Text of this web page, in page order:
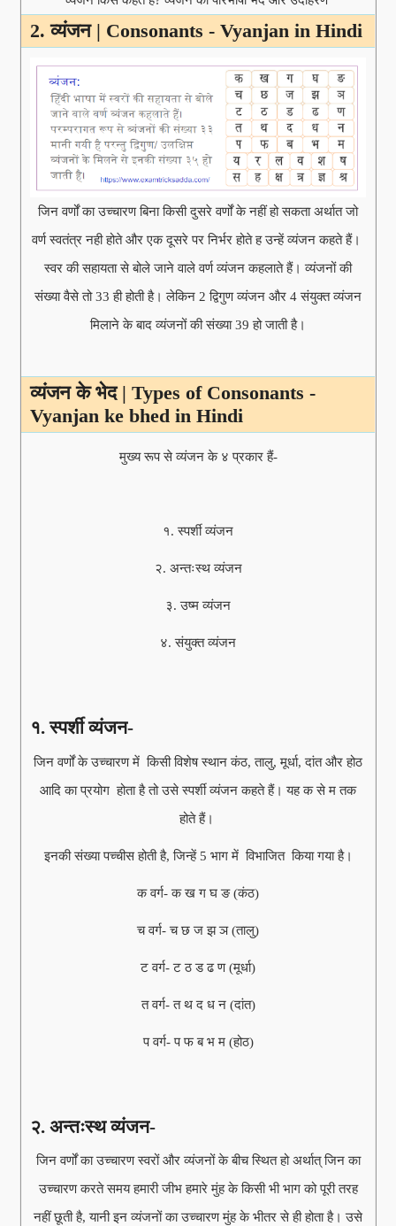
2. व्यंजन | Consonants - Vyanjan in Hindi
जिन वर्णों का उच्चारण बिना किसी दुसरे वर्णों के नहीं हो सकता अर्थात जो
वर्ण स्वतंत्र नही होते और एक दूसरे पर निर्भर होते ह उन्हें व्यंजन कहते हैं।
स्वर की सहायता से बोले जाने वाले वर्ण व्यंजन कहलाते हैं। व्यंजनों की
संख्या वैसे तो 33 ही होती है। लेकिन 2 द्विगुण व्यंजन और 4 संयुक्त व्यंजन
मिलाने के बाद व्यंजनों की संख्या 39 हो जाती है।
व्यंजन के भेद | Types of Consonants -
Vyanjan ke bhed in Hindi
मुख्य रूप से व्यंजन के ४ प्रकार हैं-
१. स्पर्शी व्यंजन
२. अन्तःस्थ व्यंजन
३. उष्म व्यंजन
४. संयुक्त व्यंजन
१. स्पर्शी व्यंजन-
जिन वर्णों के उच्चारण में किसी विशेष स्थान कंठ, तालु, मूर्धा, दांत और होठ
आदि का प्रयोग होता है तो उसे स्पर्शी व्यंजन कहते हैं। यह क से म तक
होते हैं।
इनकी संख्या पच्चीस होती है, जिन्हें 5 भाग में विभाजित किया गया है।
क वर्ग- क ख ग घ ङ (कंठ)
च वर्ग- च छ ज झ ञ (तालु)
ट वर्ग- ट ठ ड ढ ण (मूर्धा)
त वर्ग- त थ द ध न (दांत)
प वर्ग- प फ ब भ म (होठ)
२. अन्तःस्थ व्यंजन-
जिन वर्णों का उच्चारण स्वरों और व्यंजनों के बीच स्थित हो अर्थात् जिन का
उच्चारण करते समय हमारी जीभ हमारे मुंह के किसी भी भाग को पूरी तरह
नहीं छूती है, यानी इन व्यंजनों का उच्चारण मुंह के भीतर से ही होता है। उसे